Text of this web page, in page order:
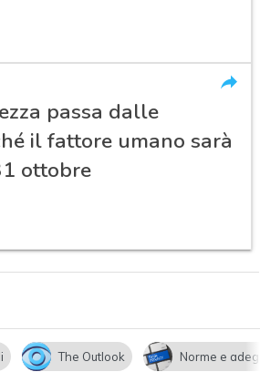
passa dalle
il fattore umano sarà
ottobre
The Outlook Norme e